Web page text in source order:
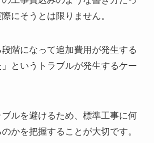
にそうとは限りません。
段階になって追加費用が発生する
というトラブルが発生するケー
ルを避けるため、標準工事に何
かを把握することが大切です。